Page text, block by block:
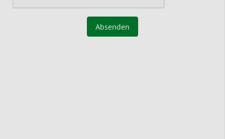
Absenden